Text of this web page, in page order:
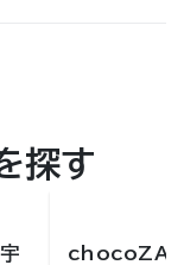
探す
chocoZAP